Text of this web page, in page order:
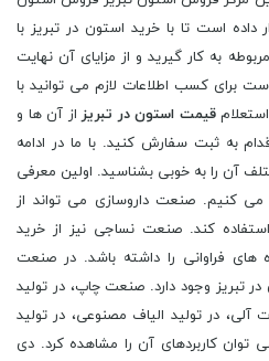
داده است تا با خرید استون در تبریز با
به کار گیرید و از مزایای آن نهایت
برای کسب اطلاعات لازم می توانید با
قیمت استون در تبریز از آن ها و
به ثبت سفارش کنید. با ما در ادامه
آن را به خوبی بشناسید. اولین معرفی
می کنیم. صنعت داروسازی می تواند از
کند. صنعت نساجی نیز از خرید
های فراوانی را داشته باشد. در صنعت
تبریز وجود دارد. صنعت چاپ، در تولید
آلی، در تولید الیاف مصنوعی، در تولید
توان کاربردهای آن را مشاهده کرد. دی